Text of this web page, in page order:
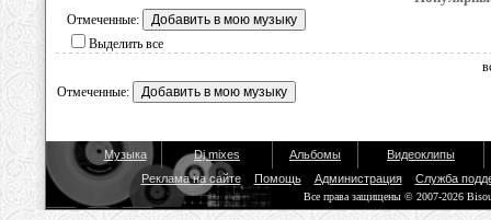
Отмеченные:
Выделить все
Отмеченные:
Музыка Dj mixes Альбомы
Видеоклипы
Реклама на сайте
Помощь Администрация Служба
Все права защищены © 2007-2026